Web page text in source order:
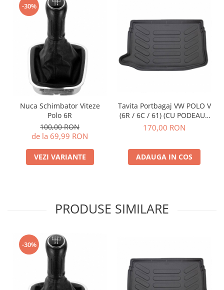
-30%
Nuca Schimbator Viteze
Polo 6R
100,00 RON
de la 69,99 RON
VEZI VARIANTE
Tavita Portbagaj VW POLO V
(6R / 6C / 61) (CU PODEAUA
INALTA) 2009-2017
170,00 RON
ADAUGA IN COS
PRODUSE SIMILARE
-30%